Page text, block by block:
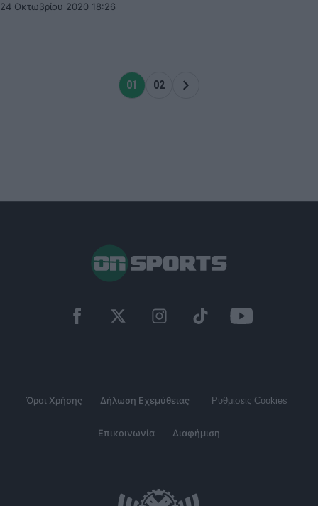
24 Οκτωβρίου 2020 18:26
01 02
Όροι Χρήσης Δήλωση Εχεμύθειας Ρυθμίσεις Cookies
Επικοινωνία Διαφήμιση